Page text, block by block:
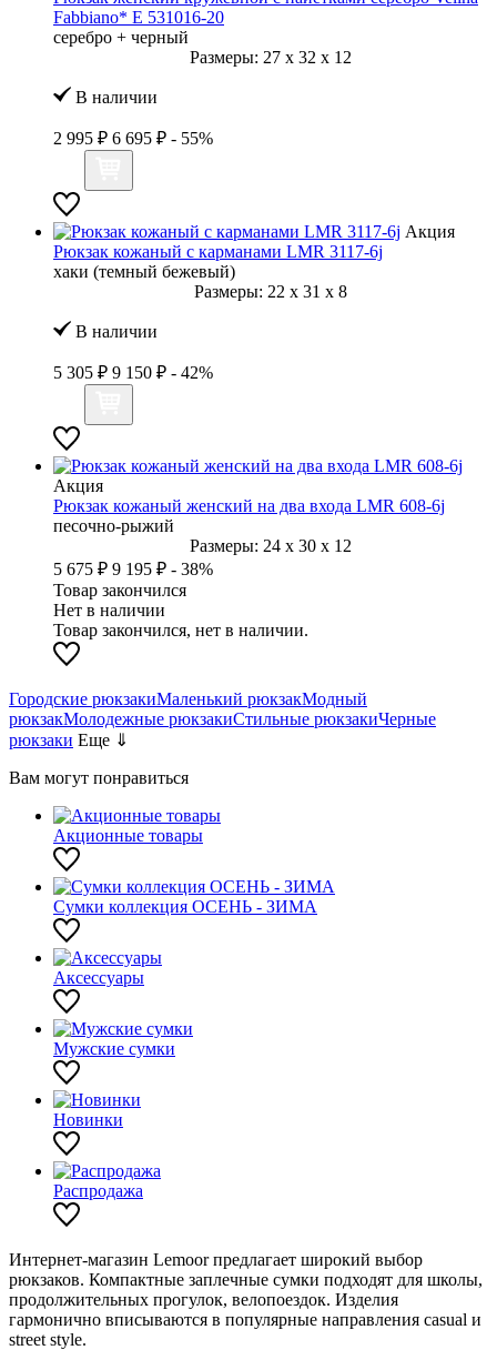
Fabbiano* E 531016-20
серебро + черный
Размеры: 27 x 32 x 12
В наличии
2 995 ₽ 6 695 ₽ - 55%
Акция
Рюкзак кожаный с карманами LMR 3117-6j
хаки (темный бежевый)
Размеры: 22 x 31 x 8
В наличии
5 305 ₽ 9 150 ₽ - 42%
Акция
Рюкзак кожаный женский на два входа LMR 608-6j
песочно-рыжий
Размеры: 24 x 30 x 12
5 675 ₽ 9 195 ₽ - 38%
Товар закончился
Нет в наличии
Товар закончился, нет в наличии.
Городские рюкзакиМаленький рюкзакМодный
рюкзакМолодежные рюкзакиСтильные рюкзакиЧерные
рюкзаки Еще ⇓
Вам могут понравиться
Акционные товары
Сумки коллекция ОСЕНЬ - ЗИМА
Аксессуары
Мужские сумки
Новинки
Распродажа
Интернет-магазин Lemoor предлагает широкий выбор
рюкзаков. Компактные заплечные сумки подходят для школы,
продолжительных прогулок, велопоездок. Изделия
гармонично вписываются в популярные направления casual и
street style.